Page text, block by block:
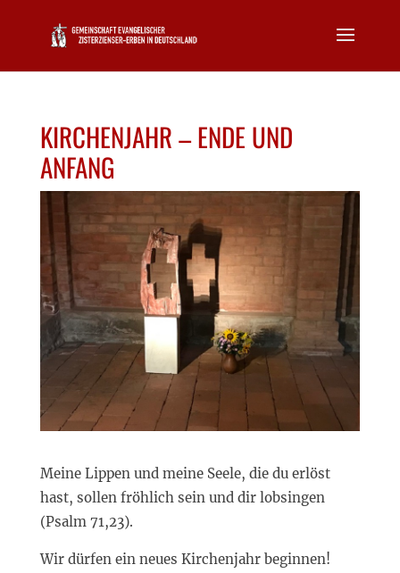
KIRCHENJAHR – ENDE UND
ANFANG
Meine Lippen und meine Seele, die du erlöst
hast, sollen fröhlich sein und dir lobsingen
(Psalm 71,23).
Wir dürfen ein neues Kirchenjahr beginnen!